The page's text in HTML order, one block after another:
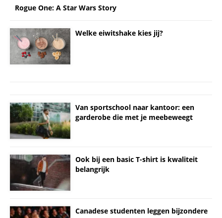
Rogue One: A Star Wars Story
Welke eiwitshake kies jij?
Van sportschool naar kantoor: een
garderobe die met je meebeweegt
Ook bij een basic T-shirt is kwaliteit
belangrijk
Canadese studenten leggen bijzondere